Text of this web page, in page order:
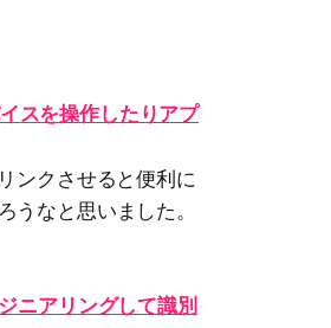
スを操作したりアプ
ンクさせると便利に
うなと思いました。
ニアリングして識別